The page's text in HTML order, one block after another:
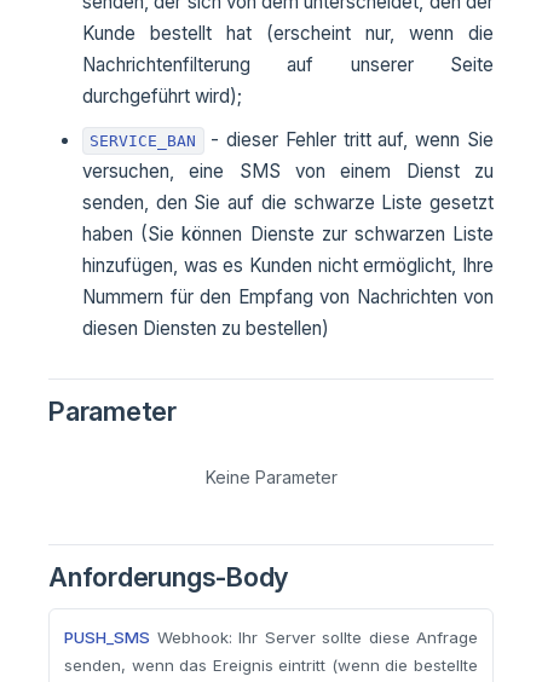
Kunde bestellt hat (erscheint nur, wenn die
Nachrichtenfilterung auf unserer Seite
durchgeführt wird);
SERVICE_BAN
- dieser Fehler tritt auf, wenn Sie
versuchen, eine SMS von einem Dienst zu
senden, den Sie auf die schwarze Liste gesetzt
haben (Sie können Dienste zur schwarzen Liste
hinzufügen, was es Kunden nicht ermöglicht, Ihre
Nummern für den Empfang von Nachrichten von
diesen Diensten zu bestellen)
Parameter
Keine Parameter
Anforderungs-Body
PUSH_SMS Webhook: Ihr Server sollte diese Anfrage
senden, wenn das Ereignis eintritt (wenn die bestellte